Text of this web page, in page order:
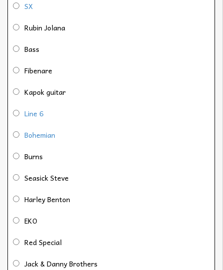
SX
Rubin Jolana
Bass
Fibenare
Kapok guitar
Line 6
Bohemian
Burns
Seasick Steve
Harley Benton
EKO
Red Special
Jack & Danny Brothers